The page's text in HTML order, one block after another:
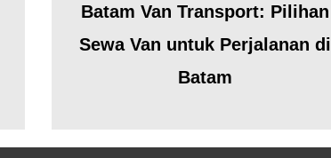
Batam Van Transport: Pilihan
Sewa Van untuk Perjalanan di
Batam